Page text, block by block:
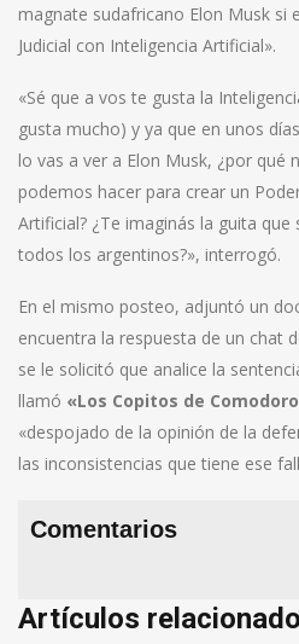
magnate sudafricano Elon Musk si
Judicial con Inteligencia Artificial».
«Sé que a vos te gusta la
gusta mucho) y ya que en unos
lo vas a ver a Elon Musk, ¿por qué
podemos hacer para crear un
Artificial? ¿Te imaginás la guita
todos los argentinos?», interrogó.
En el mismo posteo, adjuntó un
encuentra la respuesta de un chat
se le solicitó que analice la
llamó «Los Copitos de
«despojado de la opinión de la
las inconsistencias que tiene ese
Comentarios
Artículos